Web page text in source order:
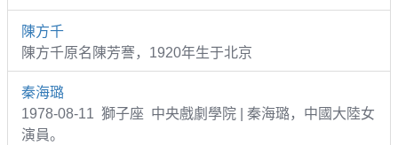
陳方千
陳方千原名陳芳謇，1920年生于北京
秦海璐
1978-08-11 獅子座 中央戲劇學院 | 秦海璐，中國大陸女
演員。